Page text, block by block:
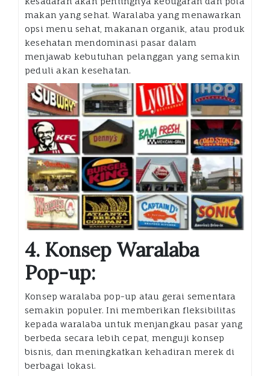
makan yang sehat. Waralaba yang menawarkan
opsi menu sehat, makanan organik, atau produk
kesehatan mendominasi pasar dalam
menjawab kebutuhan pelanggan yang semakin
peduli akan kesehatan.
4. Konsep Waralaba
Pop-up:
Konsep waralaba pop-up atau gerai sementara
semakin populer. Ini memberikan fleksibilitas
kepada waralaba untuk menjangkau pasar yang
berbeda secara lebih cepat, menguji konsep
bisnis, dan meningkatkan kehadiran merek di
berbagai lokasi.